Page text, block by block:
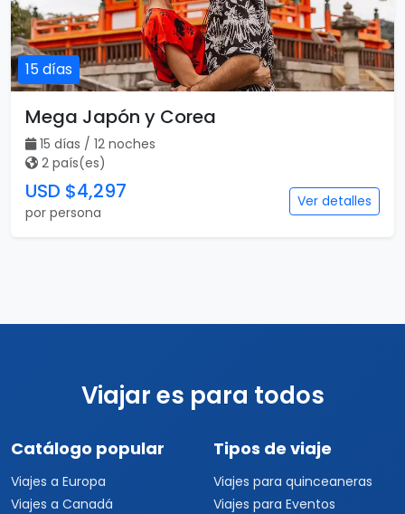
15 días
Mega Japón y Corea
15 días / 12 noches
2 país(es)
USD $4,297
por persona
Ver detalles
Viajar es para todos
Catálogo popular
Viajes a Europa
Viajes a Canadá
Tipos de viaje
Viajes para quinceaneras
Viajes para Eventos